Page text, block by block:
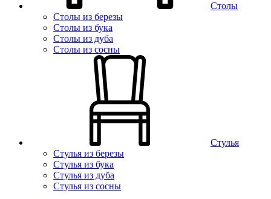
Столы
Столы из березы
Столы из бука
Столы из дуба
Столы из сосны
Стулья
Стулья из березы
Стулья из бука
Стулья из дуба
Стулья из сосны